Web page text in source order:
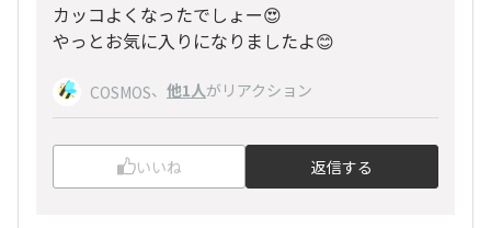
カッコよくなったでしょー😍
やっとお気に入りになりましたよ😊
COSMOS、 他1人がリアクション
いいね 返信する